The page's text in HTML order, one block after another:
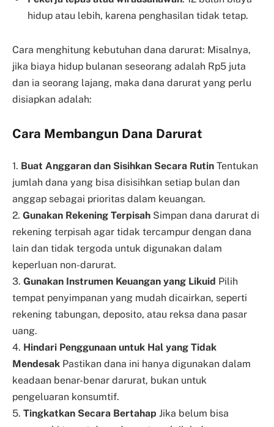
hidup atau lebih, karena penghasilan tidak tetap.
Cara menghitung kebutuhan dana darurat: Misalnya,
jika biaya hidup bulanan seseorang adalah Rp5 juta
dan ia seorang lajang, maka dana darurat yang perlu
disiapkan adalah:
Cara Membangun Dana Darurat
1. Buat Anggaran dan Sisihkan Secara Rutin Tentukan
jumlah dana yang bisa disisihkan setiap bulan dan
anggap sebagai prioritas dalam keuangan.
2. Gunakan Rekening Terpisah Simpan dana darurat di
rekening terpisah agar tidak tercampur dengan dana
lain dan tidak tergoda untuk digunakan dalam
keperluan non-darurat.
3. Gunakan Instrumen Keuangan yang Likuid Pilih
tempat penyimpanan yang mudah dicairkan, seperti
rekening tabungan, deposito, atau reksa dana pasar
uang.
4. Hindari Penggunaan untuk Hal yang Tidak
Mendesak Pastikan dana ini hanya digunakan dalam
keadaan benar-benar darurat, bukan untuk
pengeluaran konsumtif.
5. Tingkatkan Secara Bertahap Jika belum bisa